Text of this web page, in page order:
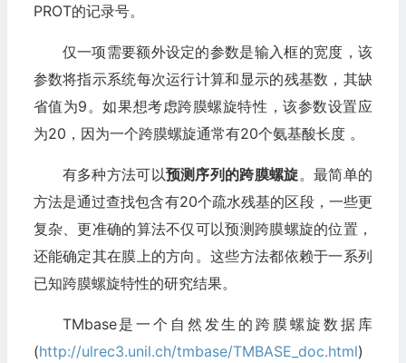
PROT的记录号。
仅一项需要额外设定的参数是输入框的宽度，该
参数将指示系统每次运行计算和显示的残基数，其缺
省值为9。如果想考虑跨膜螺旋特性，该参数设置应
为20，因为一个跨膜螺旋通常有20个氨基酸长度 。
有多种方法可以预测序列的跨膜螺旋。最简单的
方法是通过查找包含有20个疏水残基的区段，一些更
复杂、更准确的算法不仅可以预测跨膜螺旋的位置，
还能确定其在膜上的方向。这些方法都依赖于一系列
已知跨膜螺旋特性的研究结果。
TMbase是一个自然发生的跨膜螺旋数据库
(http://ulrec3.unil.ch/tmbase/TMBASE_doc.html)